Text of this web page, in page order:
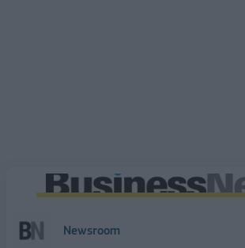
Newsroom